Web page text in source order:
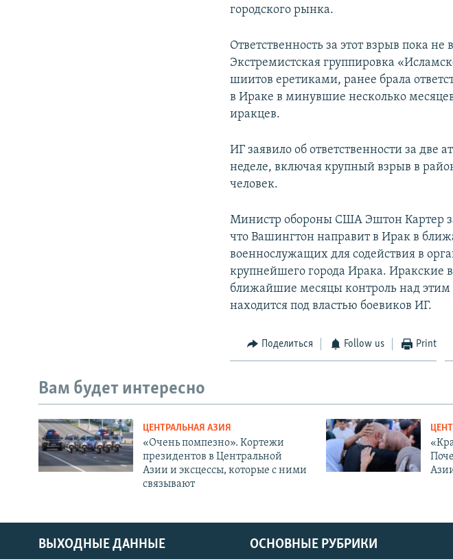
городского рынка.
Ответственность за этот взрыв пока
Экстремистская группировка
шиитов еретиками, ранее брала
в Ираке в минувшие несколько
иракцев.
ИГ заявило об ответственности за
неделе, включая крупный взрыв в
человек.
Министр обороны США Эштон Картер
что Вашингтон направит в Ирак в
военнослужащих для содействия в
крупнейшего города Ирака. Иракские
ближайшие месяцы контроль над
находится под властью боевиков ИГ.
Поделиться Follow us Print
Вам будет интересно
ЦЕНТРАЛЬНАЯ АЗИЯ
«Очень помпезно». Кортежи
президентов в Центральной
Азии и эксцессы, которые с ними
связывают
ВЫХОДНЫЕ ДАННЫЕ ОСНОВНЫЕ РУБРИКИ